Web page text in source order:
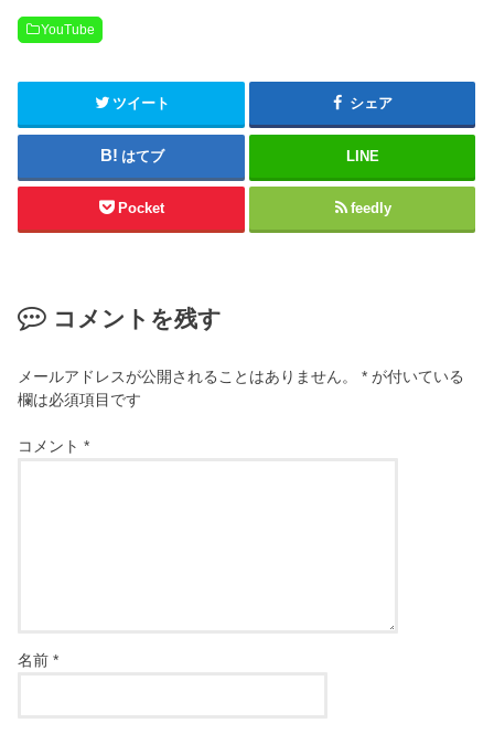
YouTube
ツイート シェア
はてブ LINE
Pocket feedly
コメントを残す
メールアドレスが公開されることはありません。 * が付いている
欄は必須項目です
コメント*
名前*